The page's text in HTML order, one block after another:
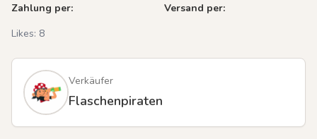
Zahlung per:
Versand per:
Likes: 8
Verkäufer
Flaschenpiraten